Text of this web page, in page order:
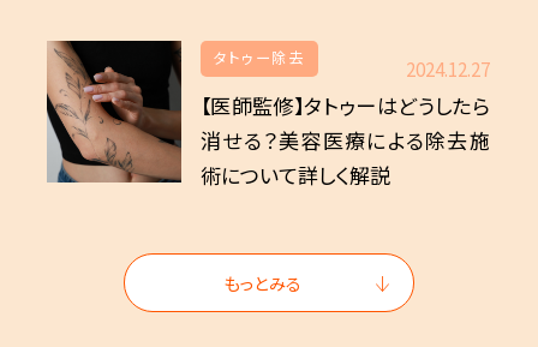
タトゥー除去 2024.12.27
【医師監修】タトゥーはどうしたら
消せる？美容医療による除去施
術について詳しく解説
もっとみる